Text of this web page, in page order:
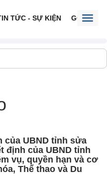
TỨC - SỰ KIỆN GÓP Ý
của UBND tỉnh sửa
định của UBND tỉnh
vụ, quyền hạn và cơ
Thể thao và Du